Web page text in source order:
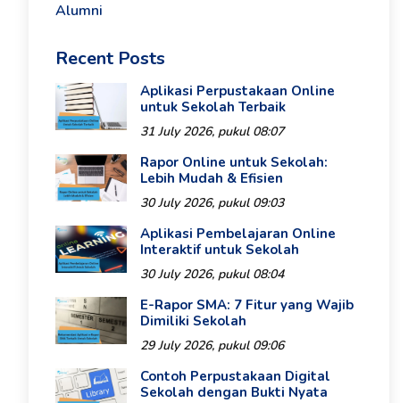
Alumni
Recent Posts
Aplikasi Perpustakaan Online
untuk Sekolah Terbaik
31 July 2026, pukul 08:07
Rapor Online untuk Sekolah:
Lebih Mudah & Efisien
30 July 2026, pukul 09:03
Aplikasi Pembelajaran Online
Interaktif untuk Sekolah
30 July 2026, pukul 08:04
E-Rapor SMA: 7 Fitur yang Wajib
Dimiliki Sekolah
29 July 2026, pukul 09:06
Contoh Perpustakaan Digital
Sekolah dengan Bukti Nyata